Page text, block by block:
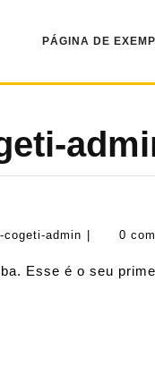
PÁGINA DE
cogeti-admin wp-
admin
0